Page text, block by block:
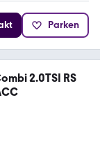
Parken
2.0TSI RS